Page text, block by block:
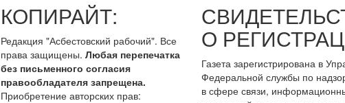
КОПИРАЙТ:
Редакция "Асбестовский рабочий". Все
права защищены. Любая перепечатка
без письменного согласия
правообладателя запрещена.
Приобретение авторских прав:
О
Газета зарегистрирована в
Федеральной службы по
в сфере связи,